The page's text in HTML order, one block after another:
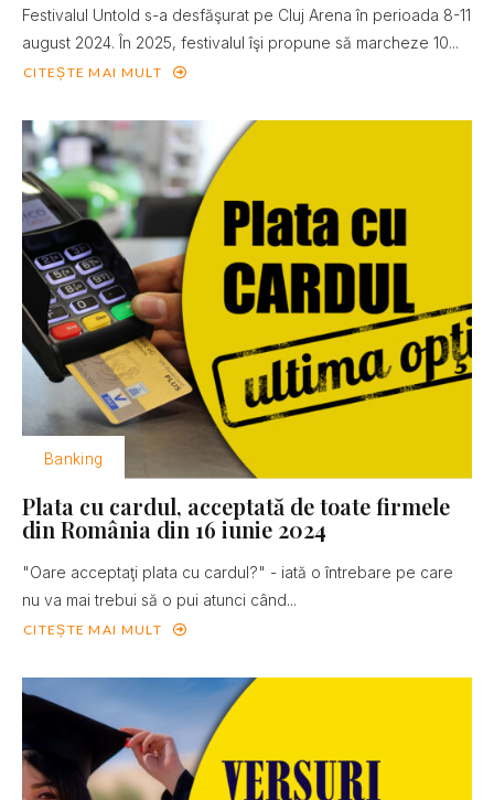
Festivalul Untold s-a desfăşurat pe Cluj Arena în perioada 8-11
august 2024. În 2025, festivalul îşi propune să marcheze 10...
CITEȘTE MAI MULT
Banking
Plata cu cardul, acceptată de toate firmele
din România din 16 iunie 2024
"Oare acceptaţi plata cu cardul?" - iată o întrebare pe care
nu va mai trebui să o pui atunci când...
CITEȘTE MAI MULT